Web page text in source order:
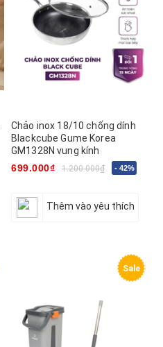
Chảo inox 18/10 chống dính
Blackcube Gume Korea
GM1328N vung kính
699.000₫
1.200.000₫ - 42%
Thêm vào yêu thích
Sale